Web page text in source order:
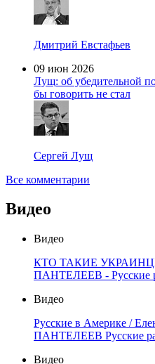
Дмитрий Евстафьев
09 июн 2026
Лущ: об убедительной
бы говорить не стал
Сергей Лущ
Все комментарии
Видео
Видео
КТО ТАКИЕ
ПАНТЕЛЕЕВ - Русские
Видео
Русские в Америке /
ПАНТЕЛЕЕВ Русские
Видео